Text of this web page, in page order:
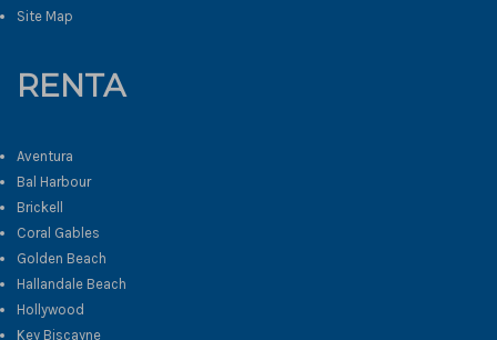
Site Map
RENTA
Aventura
Bal Harbour
Brickell
Coral Gables
Golden Beach
Hallandale Beach
Hollywood
Key Biscayne